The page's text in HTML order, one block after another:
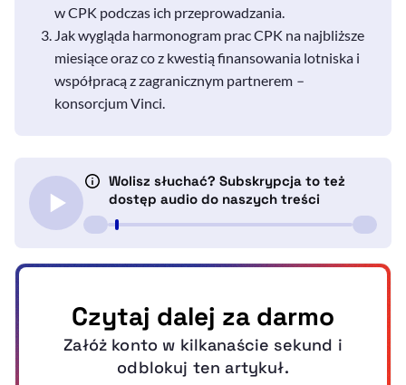
w CPK podczas ich przeprowadzania.
Jak wygląda harmonogram prac CPK na najbliższe
miesiące oraz co z kwestią finansowania lotniska i
współpracą z zagranicznym partnerem –
konsorcjum Vinci.